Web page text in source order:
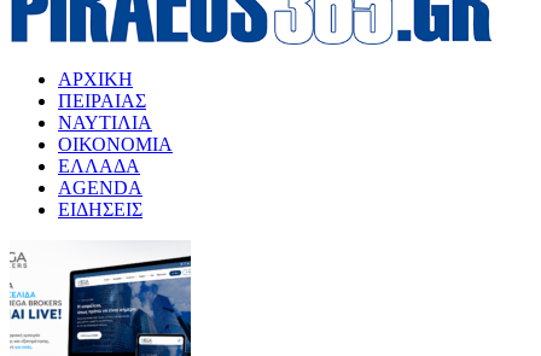
ΑΡΧΙΚΗ
ΠΕΙΡΑΙΑΣ
ΝΑΥΤΙΛΙΑ
ΟΙΚΟΝΟΜΙΑ
ΕΛΛΑΔΑ
AGENDA
ΕΙΔΗΣΕΙΣ